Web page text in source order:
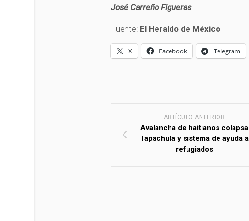
José Carreño Figueras
Fuente: El Heraldo de México
X Facebook Telegram
ARTÍCULO ANTERIOR
Avalancha de haitianos colapsa
Tapachula y sistema de ayuda a
refugiados